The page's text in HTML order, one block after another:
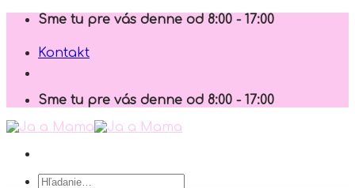
Skip
content
Sme tu pre vás denne od 8:00 - 17:00
Kontakt
Sme tu pre vás denne od 8:00 - 17:00
Hľadať: